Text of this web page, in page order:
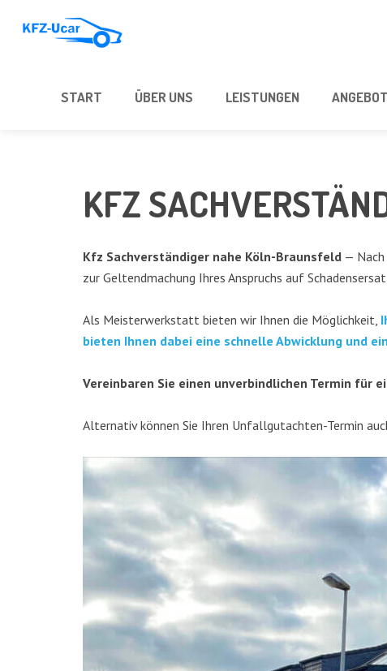
START ÜBER UNS LEIS­TUN­GEN ANGE­BOT
KFZ
Kfz Sach­ver­stän­di­ger nahe Köln-Brauns­feld —
zur Gel­tend­ma­chung Ihres Anspruchs auf
Als Meis­ter­werk­statt bie­ten wir Ihnen die Mög­lich­keit,
bie­ten Ihnen dabei eine schnel­le Abwick­lung und
Ver­ein­ba­ren Sie einen unver­bind­li­chen Ter­min für
Alter­na­tiv kön­nen Sie Ihren Unfall­gut­ach­ten-Ter­min